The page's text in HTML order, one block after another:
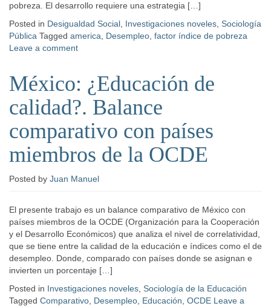
pobreza. El desarrollo requiere una estrategia […]
Posted in Desigualdad Social Investigaciones noveles Sociología
Pública Tagged america Desempleo factor índice de pobreza
Leave a comment
México: ¿Educación de
calidad?. Balance
comparativo con países
miembros de la OCDE
Posted by Juan Manuel
El presente trabajo es un balance comparativo de México con
países miembros de la OCDE (Organización para la Cooperación
y el Desarrollo Económicos) que analiza el nivel de correlatividad,
que se tiene entre la calidad de la educación e índices como el de
desempleo. Donde, comparado con países donde se asignan e
invierten un porcentaje […]
Posted in Investigaciones noveles Sociología de la Educación
Tagged Comparativo Desempleo Educación OCDE Leave a